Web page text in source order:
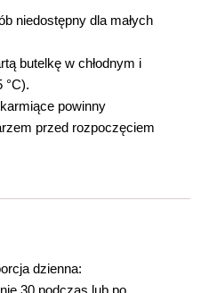
niedostępny dla małych
butelkę w chłodnym i
°C).
powinny
przed rozpoczęciem
dzienna:
30 podczas lub po